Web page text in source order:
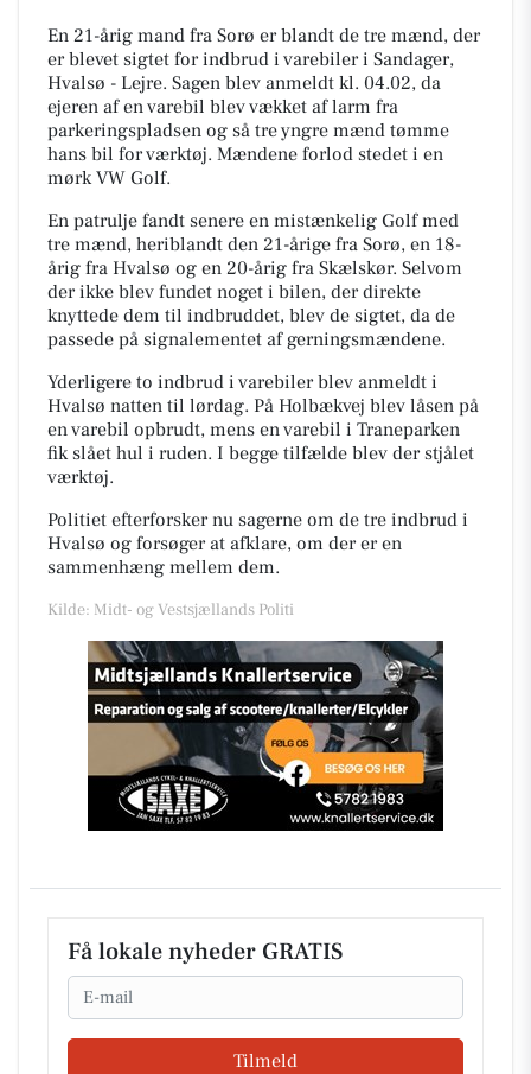
En 21-årig mand fra Sorø er blandt de tre mænd, der
er blevet sigtet for indbrud i varebiler i Sandager,
Hvalsø - Lejre. Sagen blev anmeldt kl. 04.02, da
ejeren af en varebil blev vækket af larm fra
parkeringspladsen og så tre yngre mænd tømme
hans bil for værktøj. Mændene forlod stedet i en
mørk VW Golf.
En patrulje fandt senere en mistænkelig Golf med
tre mænd, heriblandt den 21-årige fra Sorø, en 18-
årig fra Hvalsø og en 20-årig fra Skælskør. Selvom
der ikke blev fundet noget i bilen, der direkte
knyttede dem til indbruddet, blev de sigtet, da de
passede på signalementet af gerningsmændene.
Yderligere to indbrud i varebiler blev anmeldt i
Hvalsø natten til lørdag. På Holbækvej blev låsen på
en varebil opbrudt, mens en varebil i Traneparken
fik slået hul i ruden. I begge tilfælde blev der stjålet
værktøj.
Politiet efterforsker nu sagerne om de tre indbrud i
Hvalsø og forsøger at afklare, om der er en
sammenhæng mellem dem.
Kilde: Midt- og Vestsjællands Politi
Få lokale nyheder GRATIS
Email
Tilmeld